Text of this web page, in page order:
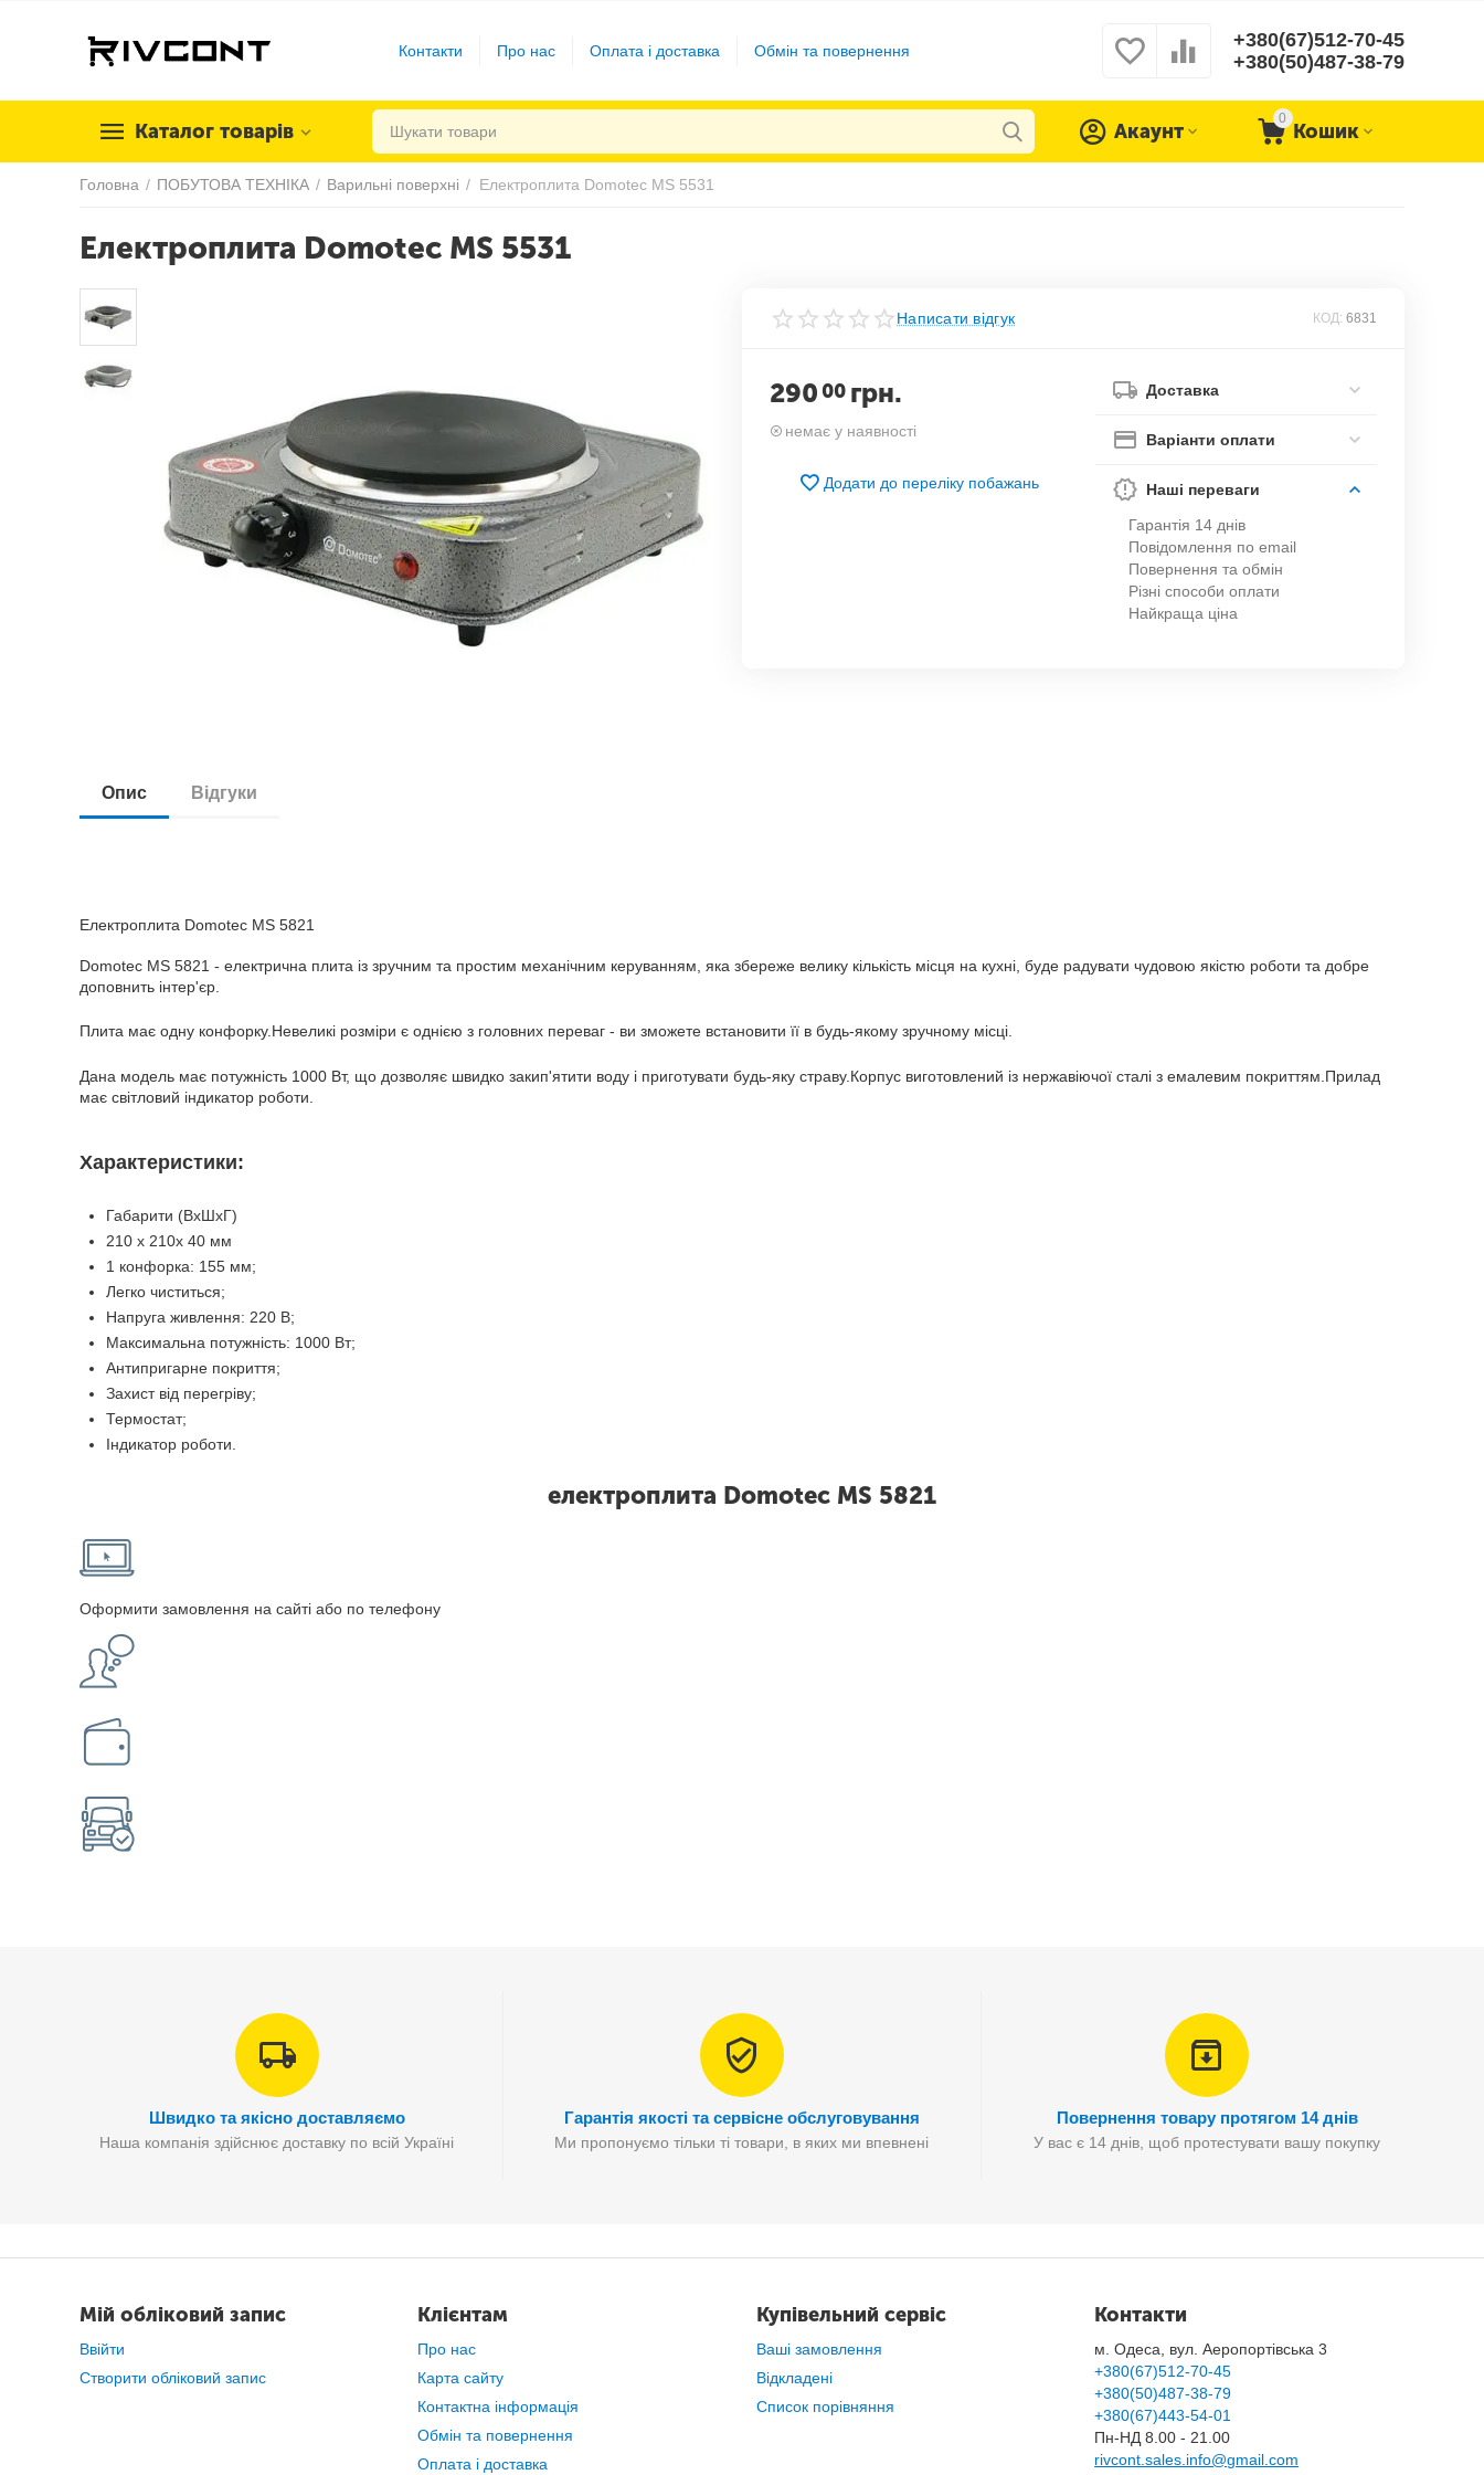
Контакти Про нас Оплата і доставка Обмін та повернення
+380(67)512-70-45
+380(50)487-38-79
Каталог товарів
0
Кошик
Акаунт
Головна / ПОБУТОВА ТЕХНІКА / Варильні поверхні / Електроплита Domotec MS 5531
Електроплита Domotec MS 5531
Написати відгук КОД: 6831
290 00 грн.
немає у наявності
Додати до переліку побажань
Доставка
Варіанти оплати
Наші переваги
Гарантія 14 днів
Повідомлення по email
Повернення та обмін
Різні способи оплати
Найкраща ціна
Опис Відгуки
Електроплита Domotec MS 5821
Domotec MS 5821 - електрична плита із зручним та простим механічним керуванням, яка збереже велику кількість місця на кухні, буде радувати чудовою якістю роботи та добре
доповнить інтер'єр.
Плита має одну конфорку.Невеликі розміри є однією з головних переваг - ви зможете встановити її в будь-якому зручному місці.
Дана модель має потужність 1000 Вт, що дозволяє швидко закип'ятити воду і приготувати будь-яку страву.Корпус виготовлений із нержавіючої сталі з емалевим покриттям.Прилад
має світловий індикатор роботи.
Характеристики:
Габарити (ВхШхГ)
210 х 210x 40 мм
1 конфорка: 155 мм;
Легко чиститься;
Напруга живлення: 220 В;
Максимальна потужність: 1000 Вт;
Антипригарне покриття;
Захист від перегріву;
Термостат;
Індикатор роботи.
електроплита Domotec MS 5821
Оформити замовлення на сайті або по телефону
Швидко та якісно доставляємо
Наша компанія здійснює доставку по всій Україні
Гарантія якості та сервісне обслуговування
Ми пропонуємо тільки ті товари, в яких ми впевнені
Повернення товару протягом 14 днів
У вас є 14 днів, щоб протестувати вашу покупку
Мій обліковий запис
Ввійти
Створити обліковий запис
Клієнтам
Про нас
Карта сайту
Контактна інформація
Обмін та повернення
Оплата і доставка
Купівельний сервіс
Ваші замовлення
Відкладені
Список порівняння
Контакти
м. Одеса, вул. Аеропортівська 3
+380(67)512-70-45
+380(50)487-38-79
+380(67)443-54-01
Пн-НД 8.00 - 21.00
rivcont.sales.info@gmail.com